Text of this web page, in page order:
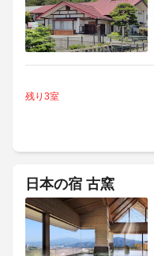
残り3室
日本の宿 古窯